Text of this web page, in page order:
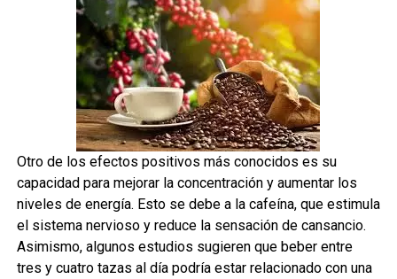
Otro de los efectos positivos más conocidos es su
capacidad para mejorar la concentración y aumentar los
niveles de energía. Esto se debe a la cafeína, que estimula
el sistema nervioso y reduce la sensación de cansancio.
Asimismo, algunos estudios sugieren que beber entre
tres y cuatro tazas al día podría estar relacionado con una